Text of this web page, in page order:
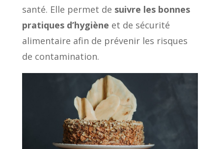
santé. Elle permet de suivre les bonnes
pratiques d’hygiène et de sécurité
alimentaire afin de prévenir les risques
de contamination.